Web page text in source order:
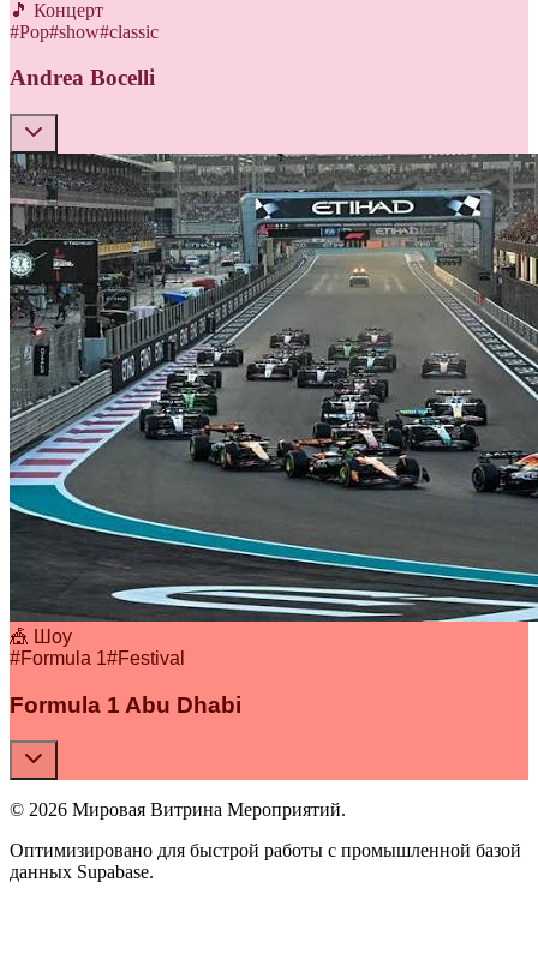
🎵 Концерт
#Pop#show#classic
Andrea Bocelli
🎪 Шоу
#Formula 1#Festival
Formula 1 Abu Dhabi
© 2026 Мировая Витрина Мероприятий.
Оптимизировано для быстрой работы с промышленной базой
данных Supabase.